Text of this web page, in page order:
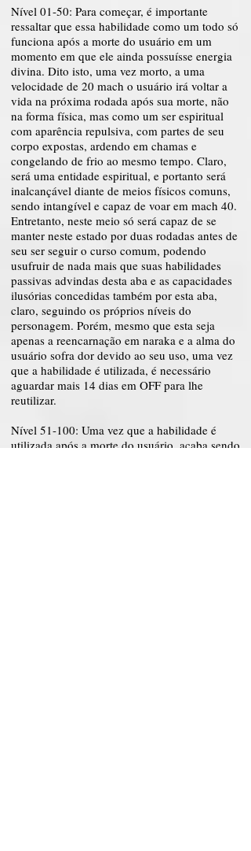
Nível 01-50: Para começar, é importante
ressaltar que essa habilidade como um todo só
funciona após a morte do usuário em um
momento em que ele ainda possuísse energia
divina. Dito isto, uma vez morto, a uma
velocidade de 20 mach o usuário irá voltar a
vida na próxima rodada após sua morte, não
na forma física, mas como um ser espiritual
com aparência repulsiva, com partes de seu
corpo expostas, ardendo em chamas e
congelando de frio ao mesmo tempo. Claro,
será uma entidade espiritual, e portanto será
inalcançável diante de meios físicos comuns,
sendo intangível e capaz de voar em mach 40.
Entretanto, neste meio só será capaz de se
manter neste estado por duas rodadas antes de
seu ser seguir o curso comum, podendo
usufruir de nada mais que suas habilidades
passivas advindas desta aba e as capacidades
ilusórias concedidas também por esta aba,
claro, seguindo os próprios níveis do
personagem. Porém, mesmo que esta seja
apenas a reencarnação em naraka e a alma do
usuário sofra dor devido ao seu uso, uma vez
que a habilidade é utilizada, é necessário
aguardar mais 14 dias em OFF para lhe
reutilizar.
Nível 51-100: Uma vez que a habilidade é
utilizada após a morte do usuário, acaba sendo